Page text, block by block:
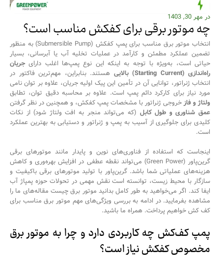
در مهر 30, 1403
چه موتور برقی برای کفکش مناسب است؟
انتخاب موتور برق مناسب برای پمپ کفکش (Submersible Pump) به منظور
تضمین عملکرد مطمئن و کارآمد در عملیات تخلیه آب یا آبرسانی، بسیار
حیاتی است، به‌ویژه با توجه به اینکه این نوع پمپ‌ها اغلب دارای جریان
راه‌اندازی (Starting Current) بالایی
هستند. بنابراین، مهم‌ترین فاکتور در
انتخاب ژنراتور، توانایی آن در تأمین این پیک اولیه جریان، علاوه بر توان نامی
مورد نیاز برای کارکرد دائم پمپ است. علاوه بر محاسبه دقیق توان، تطابق
ولتاژ و فازخروجی ژنراتور با مشخصات پمپ کفکش، و همچنین در نظر گرفتن
عمق شناوری و طول کابل (که می‌تواند منجر به افت ولتاژ شود) از نکات
کلیدی برای جلوگیری از آسیب به پمپ و ژنراتور و دستیابی به بهترین عملکرد
است.
اینجاست که استفاده از فناوری‌های نوین و پایدار مانند موتورهای برقی
گرین‌پاور (Green Power) می‌تواند نقطه عطفی در افزایش بهره‌وری و کاهش
هزینه‌های عملیاتی شما باشد. گرین‌پاور با تولید موتورهای برقی باکیفیت و
سازگار با محیط زیست، توانسته است نقش مهمی در تحولات حوزه پمپاژ آب
ایفا کند. اگر می‌خواهید به طور کامل بدانید موتور برق چیست مقاله‌های ما را
مشاهده بفرمایید. در ادامه به بررسی ویژگی‌های مهم موتور برق مناسب برای
کف کش خواهیم پرداخت. همراه ما باشید.
پمپ کف‌کش چه کاربردی دارد و چرا به موتور برق
مخصوص کفکش نیاز است؟